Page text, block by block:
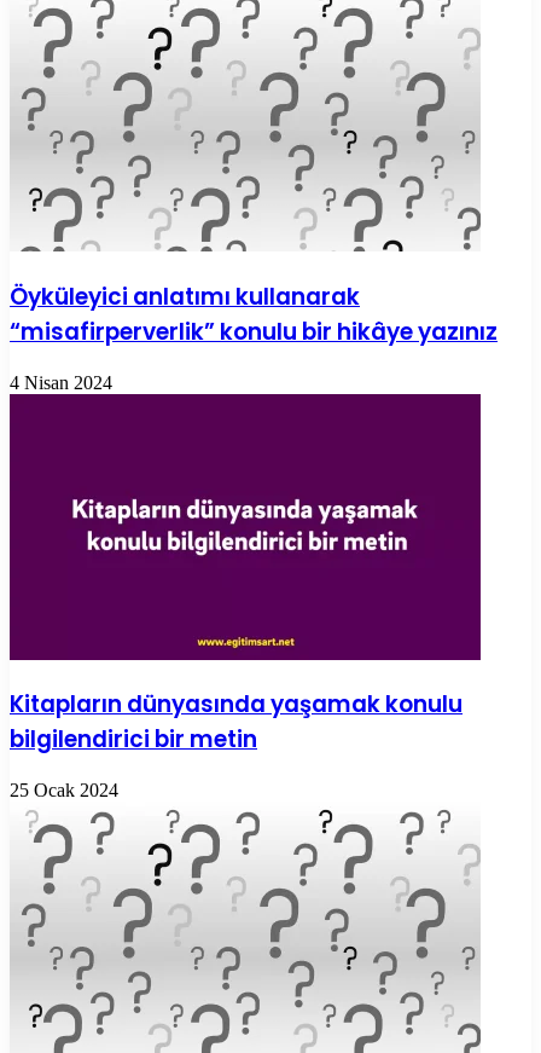
Öyküleyici anlatımı kullanarak
“misafirperverlik” konulu bir hikâye yazınız
4 Nisan 2024
Kitapların dünyasında yaşamak konulu
bilgilendirici bir metin
25 Ocak 2024